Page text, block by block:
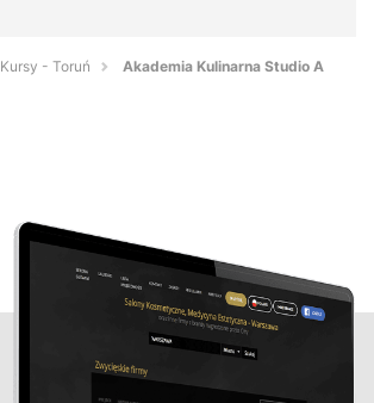
Kursy - Toruń Akademia Kulinarna Studio A